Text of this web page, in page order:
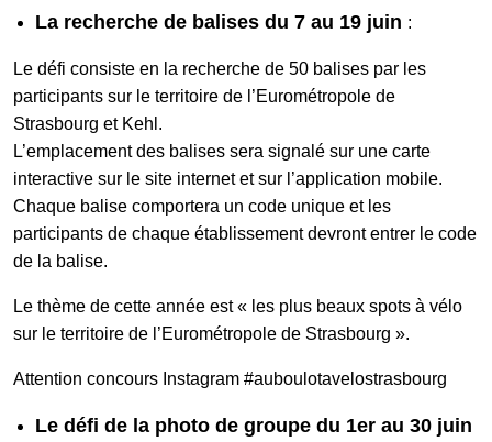
La recherche de balises du 7 au 19 juin :
Le défi consiste en la recherche de 50 balises par les
participants sur le territoire de l’Eurométropole de
Strasbourg et Kehl.
L’emplacement des balises sera signalé sur une carte
interactive sur le site internet et sur l’application mobile.
Chaque balise comportera un code unique et les
participants de chaque établissement devront entrer le code
de la balise.
Le thème de cette année est « les plus beaux spots à vélo
sur le territoire de l’Eurométropole de Strasbourg ».
Attention concours Instagram #auboulotavelostrasbourg
Le défi de la photo de groupe du 1er au 30 juin